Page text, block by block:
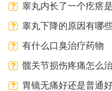
睾丸内长了一个疙瘩
睾丸下降的原因有哪
有什么口臭治疗药物
髋关节损伤疼痛怎么
胃镜无痛好还是普通